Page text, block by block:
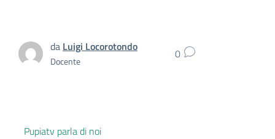
da Luigi Locorotondo
Docente 0
Pupiatv parla di noi